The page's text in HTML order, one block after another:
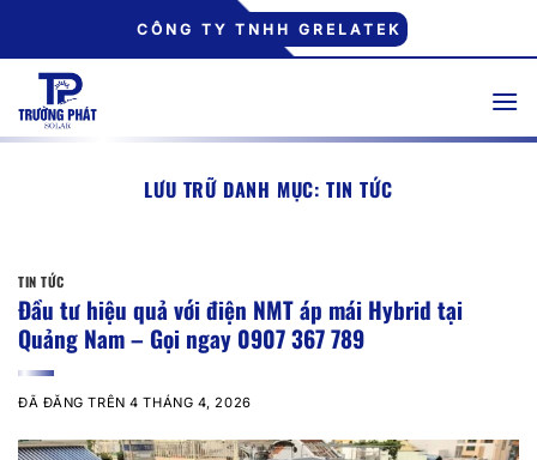
dung
CÔNG TY TNHH GRELATEK
LƯU TRỮ DANH MỤC: TIN TỨC
TIN TỨC
Đầu tư hiệu quả với điện NMT áp mái Hybrid tại
Quảng Nam – Gọi ngay 0907 367 789
ĐÃ ĐĂNG TRÊN4 THÁNG 4, 2026